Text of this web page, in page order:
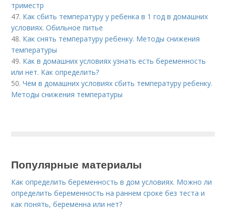
триместр
47. Как сбить температуру у ребенка в 1 год в домашних
условиях. Обильное питье
48. Как снять температуру ребенку. Методы снижения
температуры
49. Как в домашних условиях узнать есть беременность
или нет. Как определить?
50.Чем в домашних условиях сбить температуру ребенку.
Методы снижения температуры
Популярные материалы
Как определить беременность в дом условиях. Можно ли
определить беременность на раннем сроке без теста и
как понять, беременна или нет?